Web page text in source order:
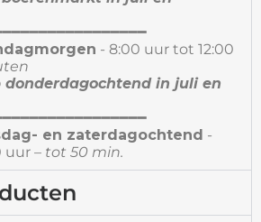
- 8:00 uur tot 12:00
donderdagochtend in juli en
en zaterdagochtend -
uur – tot 50 min.